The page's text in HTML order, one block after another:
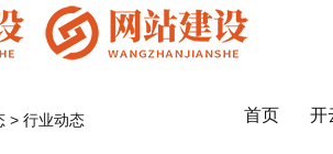
首页 开
> 行业动态